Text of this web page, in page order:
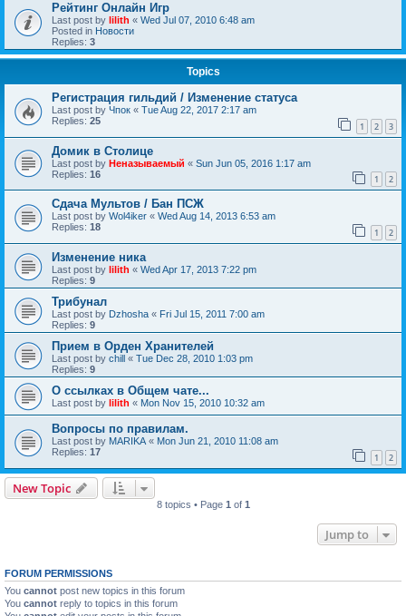
Рейтинг Онлайн Игр
Last post by lilith « Wed Jul 07, 2010 6:48 am
Posted in Новости
Replies: 3
Topics
Регистрация гильдий / Изменение статуса
Last post by Чпок « Tue Aug 22, 2017 2:17 am
Replies: 25 1 2 3
Домик в Столице
Last post by Неназываемый « Sun Jun 05, 2016 1:17 am
Replies: 16 1 2
Сдача Мультов / Бан ПСЖ
Last post by Wol4iker « Wed Aug 14, 2013 6:53 am
Replies: 18 1 2
Изменение ника
Last post by lilith « Wed Apr 17, 2013 7:22 pm
Replies: 9
Трибунал
Last post by Dzhosha « Fri Jul 15, 2011 7:00 am
Replies: 9
Прием в Орден Хранителей
Last post by chill « Tue Dec 28, 2010 1:03 pm
Replies: 9
О ссылках в Общем чате...
Last post by lilith « Mon Nov 15, 2010 10:32 am
Вопросы по правилам.
Last post by MARIKA « Mon Jun 21, 2010 11:08 am
Replies: 17 1 2
New Topic
8 topics • Page 1 of 1
Jump to
FORUM PERMISSIONS
You cannot post new topics in this forum
You cannot reply to topics in this forum